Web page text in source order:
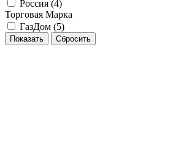
Россия (4)
Торговая Марка
ГазДом (5)